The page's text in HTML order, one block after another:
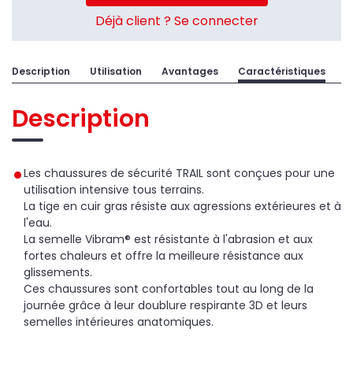
Déjà client ? Se connecter
Description Utilisation Avantages Caractéristiques
Description
Les chaussures de sécurité TRAIL sont conçues pour une
utilisation intensive tous terrains.
La tige en cuir gras résiste aux agressions extérieures et à
l'eau.
La semelle Vibram® est résistante à l'abrasion et aux
fortes chaleurs et offre la meilleure résistance aux
glissements.
Ces chaussures sont confortables tout au long de la
journée grâce à leur doublure respirante 3D et leurs
semelles intérieures anatomiques.